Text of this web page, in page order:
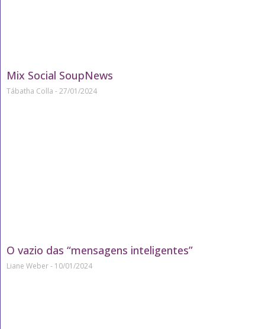
Mix Social SoupNews
Tábatha Colla 27/01/2024
O vazio das “mensagens inteligentes”
Liane Weber 10/01/2024